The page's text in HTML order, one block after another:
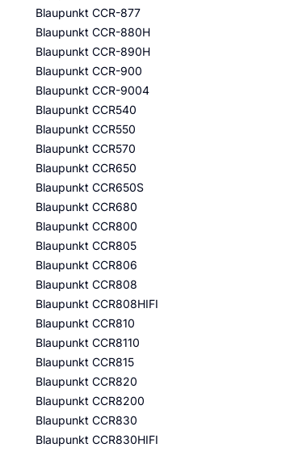
Blaupunkt CCR-877
Blaupunkt CCR-880H
Blaupunkt CCR-890H
Blaupunkt CCR-900
Blaupunkt CCR-9004
Blaupunkt CCR540
Blaupunkt CCR550
Blaupunkt CCR570
Blaupunkt CCR650
Blaupunkt CCR650S
Blaupunkt CCR680
Blaupunkt CCR800
Blaupunkt CCR805
Blaupunkt CCR806
Blaupunkt CCR808
Blaupunkt CCR808HIFI
Blaupunkt CCR810
Blaupunkt CCR8110
Blaupunkt CCR815
Blaupunkt CCR820
Blaupunkt CCR8200
Blaupunkt CCR830
Blaupunkt CCR830HIFI